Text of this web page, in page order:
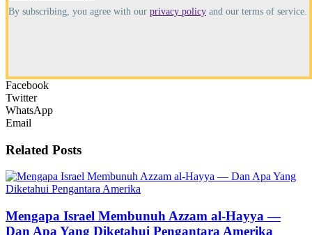
By subscribing, you agree with our privacy policy and our terms of service.
Facebook
Twitter
WhatsApp
Email
Related Posts
Mengapa Israel Membunuh Azzam al-Hayya —
Dan Apa Yang Diketahui Pengantara Amerika